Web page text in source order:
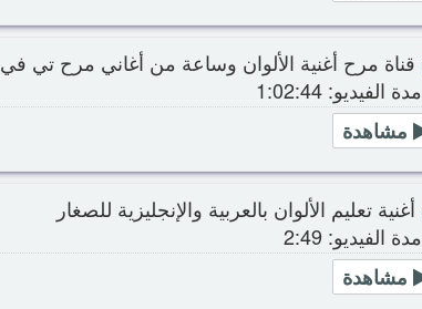
قناة مرح أغنية الألوان وساعة من أغاني مرح تي في
مدة الفيديو: 1:02:44
مشاهدة
أغنية تعليم الألوان بالعربية والإنجليزية للصغار
مدة الفيديو: 2:49
مشاهدة